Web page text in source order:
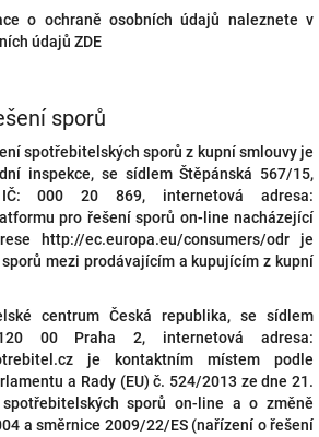
o ochraně osobních údajů naleznete v
údajů ZDE
sporů
spotřebitelských sporů z kupní smlouvy je
inspekce, se sídlem Štěpánská 567/15,
000 20 869, internetová adresa:
pro řešení sporů on-line nacházející
http://ec.europa.eu/consumers/odr je
mezi prodávajícím a kupujícím z kupní
centrum Česká republika, se sídlem
00 Praha 2, internetová adresa:
je kontaktním místem podle
a Rady (EU) č. 524/2013 ze dne 21.
sporů on-line a o změně
a směrnice 2009/22/ES (nařízení o řešení